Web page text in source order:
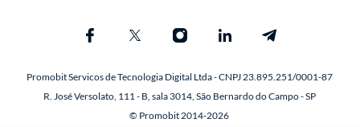
Promobit Servicos de Tecnologia Digital Ltda - CNPJ 23.895.251/0001-87
R. José Versolato, 111 - B, sala 3014, São Bernardo do Campo - SP
© Promobit 2014-2026